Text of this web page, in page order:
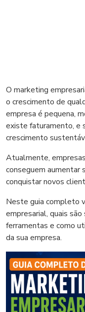
O marketing
o crescimento de
empresa é pequena,
existe faturamento, e
crescimento
Atualmente,
conseguem aumentar
conquistar novos
Neste guia completo
empresarial, quais
ferramentas e como
da sua empresa.